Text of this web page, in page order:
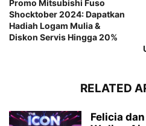
Promo Mitsubishi Fuso
Shocktober 2024: Dapatkan
Hadiah Logam Mulia &
Diskon Servis Hingga 20%
RELATED
Felicia